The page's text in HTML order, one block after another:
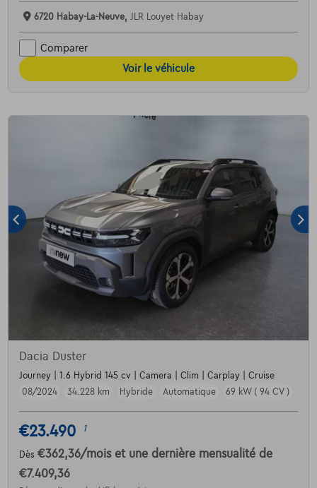
6720 Habay-La-Neuve, JLR Louyet Habay
Comparer
Voir le véhicule
Dacia Duster
Journey | 1.6 Hybrid 145 cv | Camera | Clim | Carplay | Cruise
08/2024
34.228 km Hybride Automatique 69 kW ( 94 CV )
€23.490 1
Dès €362,36/mois et une dernière mensualité de
€7.409,36